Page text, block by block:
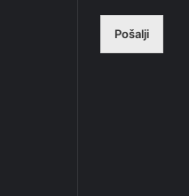
Pošalji